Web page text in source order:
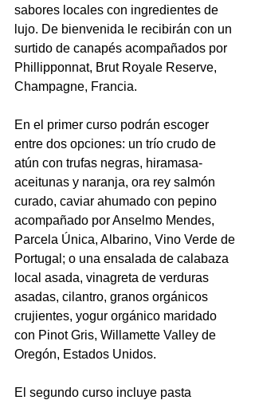
sabores locales con ingredientes de
lujo. De bienvenida le recibirán con un
surtido de canapés acompañados por
Phillipponnat, Brut Royale Reserve,
Champagne, Francia.
En el primer curso podrán escoger
entre dos opciones: un trío crudo de
atún con trufas negras, hiramasa-
aceitunas y naranja, ora rey salmón
curado, caviar ahumado con pepino
acompañado por Anselmo Mendes,
Parcela Única, Albarino, Vino Verde de
Portugal; o una ensalada de calabaza
local asada, vinagreta de verduras
asadas, cilantro, granos orgánicos
crujientes, yogur orgánico maridado
con Pinot Gris, Willamette Valley de
Oregón, Estados Unidos.
El segundo curso incluye pasta